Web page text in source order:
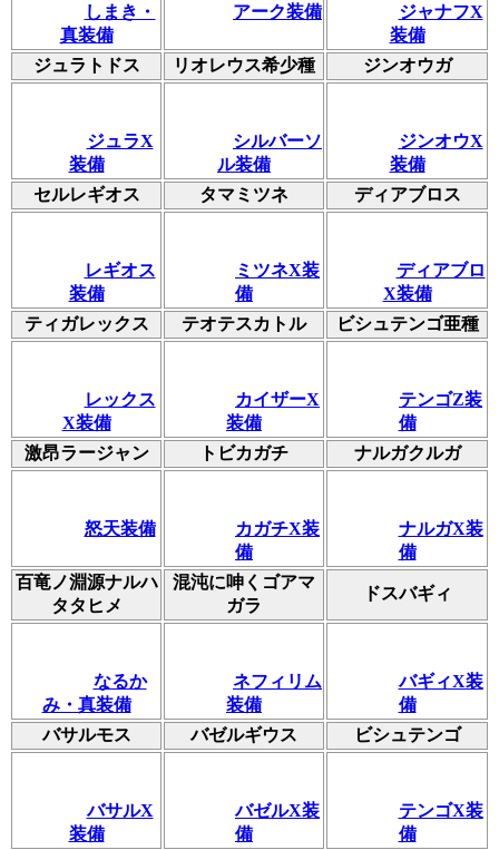
しまき・
真装備
アーク装備
ジャナフX
装備
ジュラトドス
リオレウス希少種 ジンオウガ
ジュラX
装備
シルバーソ
ル装備
ジンオウX
装備
セルレギオス
タマミツネ ディアブロス
レギオス
装備
ミツネX装
備
ディアブロ
X装備
ティガレックス
テオテスカトル ビシュテンゴ亜種
レックス
X装備
カイザーX
装備
テンゴZ装
備
激昂ラージャン
トビカガチ ナルガクルガ
怒天装備
カガチX装
備
ナルガX装
備
百竜ノ淵源ナルハ
タタヒメ
混沌に呻くゴアマ
ガラ
ドスバギィ
なるか
み・真装備
ネフィリム
装備
バギィX装
備
バサルモス
バゼルギウス ビシュテンゴ
バサルX
装備
バゼルX装
備
テンゴX装
備